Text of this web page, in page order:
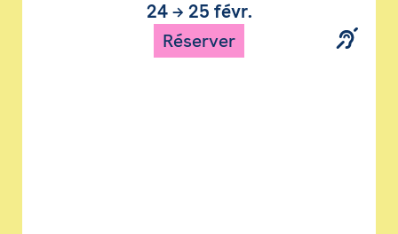
24→ 25 févr.
Réserver